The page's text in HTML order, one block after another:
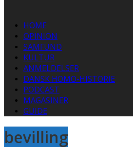
HOME
OPINION
SAMFUND
KULTUR
ANMELDELSER
DANSK HOMO-HISTORIE
PODCAST
MAGASINER
GUIDE
bevilling